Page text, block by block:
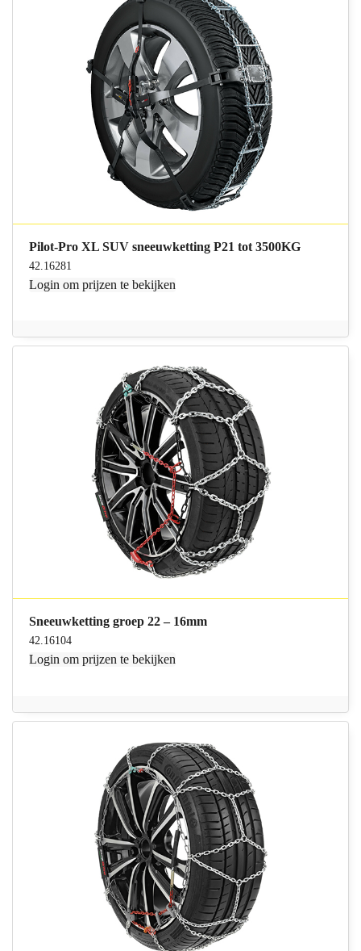
Pilot-Pro XL SUV sneeuwketting P21 tot 3500KG
42.16281
Login om prijzen te bekijken
Sneeuwketting groep 22 – 16mm
42.16104
Login om prijzen te bekijken